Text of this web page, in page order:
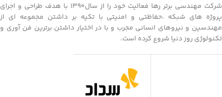
شرکت مهندسی برتر رها فعالیت خود را از سال1390 با هدف طراحی و اجرای
پروژه های شبکه ،حفاظتی و امنیتی با تکیه بر داشتن مجموعه ای از
مهندسین و نیروهای انسانی مجرب و با در اختیار داشتن برترین فن آوری و
تکنولوژی روز دنیا شروع کرده است.